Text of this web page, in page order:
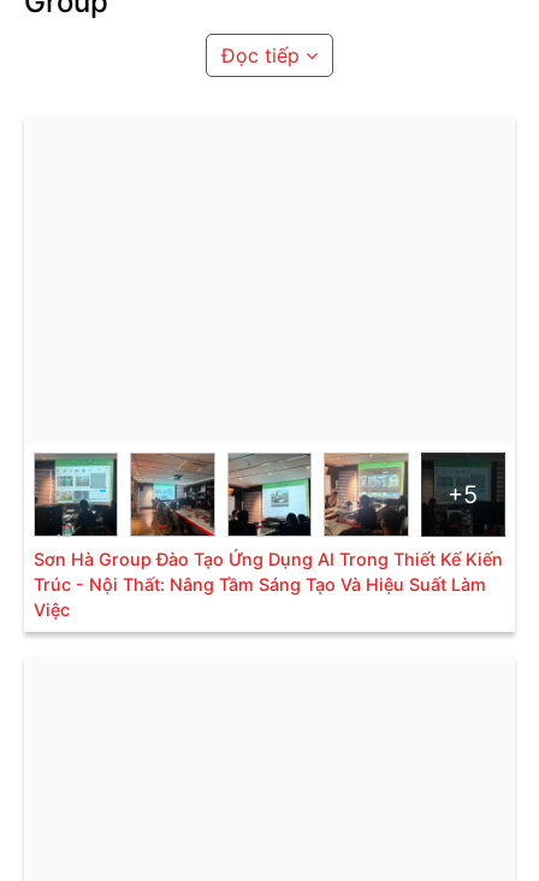
Đọc tiếp
+5
Sơn Hà Group Đào Tạo Ứng Dụng AI Trong Thiết Kế Kiến
Trúc - Nội Thất: Nâng Tầm Sáng Tạo Và Hiệu Suất Làm
Việc